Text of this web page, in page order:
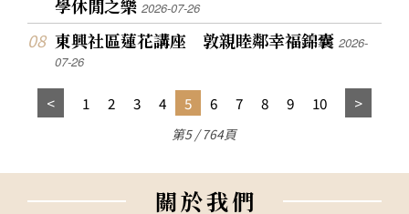
學休閒之樂2026-07-26
東興社區蓮花講座 敦親睦鄰幸福錦囊2026-
07-26
1 2 3 4 5 6 7 8 9 10
第5 / 764頁
關於我們